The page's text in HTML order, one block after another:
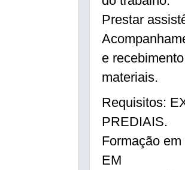
Prestar
e
materiais.
Requisitos:
PREDIAIS.
Formação
EM